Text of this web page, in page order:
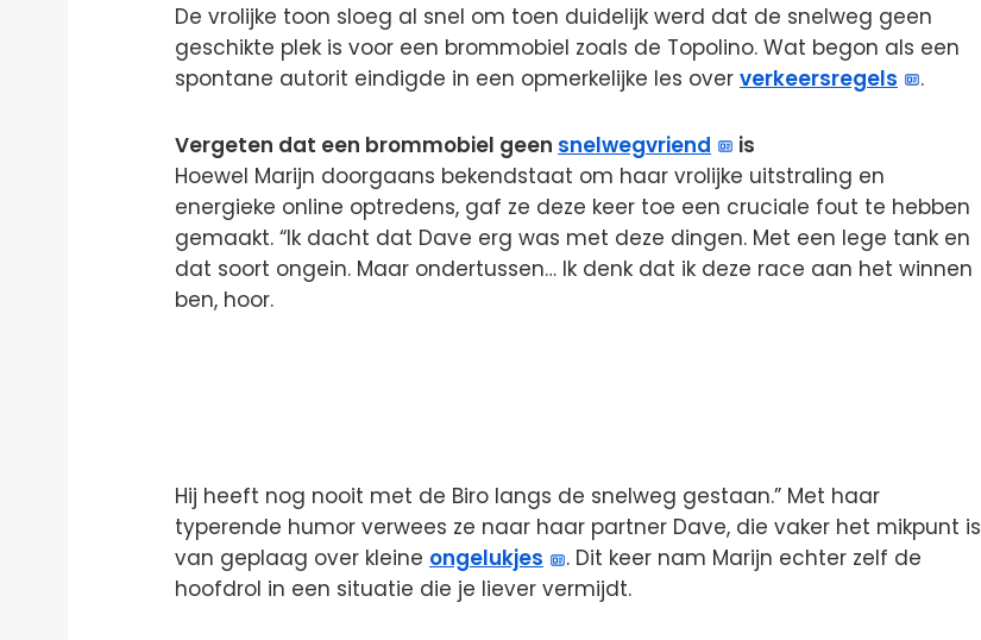
De vrolijke toon sloeg al snel om toen duidelijk werd dat de snelweg geen
geschikte plek is voor een brommobiel zoals de Topolino. Wat begon als een
spontane autorit eindigde in een opmerkelijke les over verkeersregels .
Vergeten dat een brommobiel geen snelwegvriend
is
Hoewel Marijn doorgaans bekendstaat om haar vrolijke uitstraling en
energieke online optredens, gaf ze deze keer toe een cruciale fout te hebben
gemaakt. “Ik dacht dat Dave erg was met deze dingen. Met een lege tank en
dat soort ongein. Maar ondertussen… Ik denk dat ik deze race aan het winnen
ben, hoor.
Hij heeft nog nooit met de Biro langs de snelweg gestaan.” Met haar
typerende humor verwees ze naar haar partner Dave, die vaker het mikpunt is
van geplaag over kleine ongelukjes
. Dit keer nam Marijn echter zelf de
hoofdrol in een situatie die je liever vermijdt.